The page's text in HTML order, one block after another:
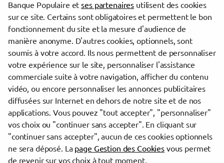
Bois-Colombes
Vincennes
Villejuif
Cachan
Romainville
Trouver une agence Banque Populaire
Paris
Paris 1er Arrondissement
evermaps ©
Banque Populaire etses partenaires utilisent des cookies
sur ce site. Certains sont obligatoires et permettent le bon
fonctionnement du site et la mesure d'audience de
manière anonyme. D'autres cookies, optionnels, sont
soumis à votre accord. Ils nous permettent de personnaliser
votre expérience sur le site, personnaliser l'assistance
commerciale suite à votre navigation, afficher du contenu
vidéo, ou encore personnaliser les annonces publicitaires
diffusées sur Internet en dehors de notre site et de nos
applications. Vous pouvez "tout accepter", "personnaliser"
vos choix ou "continuer sans accepter". En cliquant sur
"continuer sans accepter", aucun de ces cookies optionnels
ne sera déposé. La page Gestion des Cookiesvous permet
de revenir sur vos choix à tout moment.